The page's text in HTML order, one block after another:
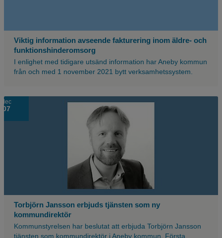
Viktig information avseende fakturering inom äldre- och
funktionshinderomsorg
I enlighet med tidigare utsänd information har Aneby kommun
från och med 1 november 2021 bytt verksamhetssystem.
dec
07
Torbjörn Jansson erbjuds tjänsten som ny
kommundirektör
Kommunstyrelsen har beslutat att erbjuda Torbjörn Jansson
tjänsten som kommundirektör i Aneby kommun. Första